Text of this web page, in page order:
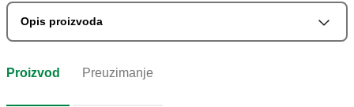
Opis proizvoda
Proizvod Preuzimanje